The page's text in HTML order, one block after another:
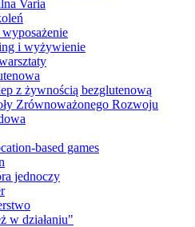
Varia
wyposażenie
i wyżywienie
z żywnością bezglutenową
Zrównoważonego Rozwoju
based games
jednoczy
w działaniu"